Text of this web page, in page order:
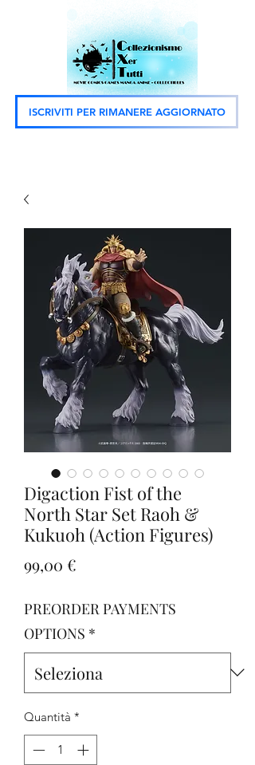
ISCRIVITI PER RIMANERE AGGIORNATO
Digaction Fist of the
North Star Set Raoh &
Kukuoh (Action Figures)
99,00 €
PREORDER PAYMENTS
OPTIONS *
Quantità *